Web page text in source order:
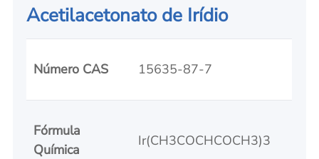
Acetilacetonato de Irídio
Número CAS 15635-87-7
Fórmula
Química
Ir(CH3COCHCOCH3)3